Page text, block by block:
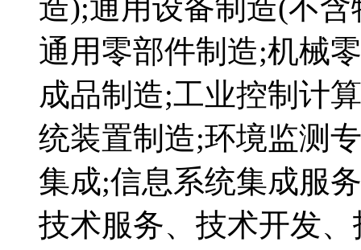
造);通用设备制造(不
通用零部件制造;机械
成品制造;工业控制计
统装置制造;环境监测
集成;信息系统集成服
技术服务、技术开发